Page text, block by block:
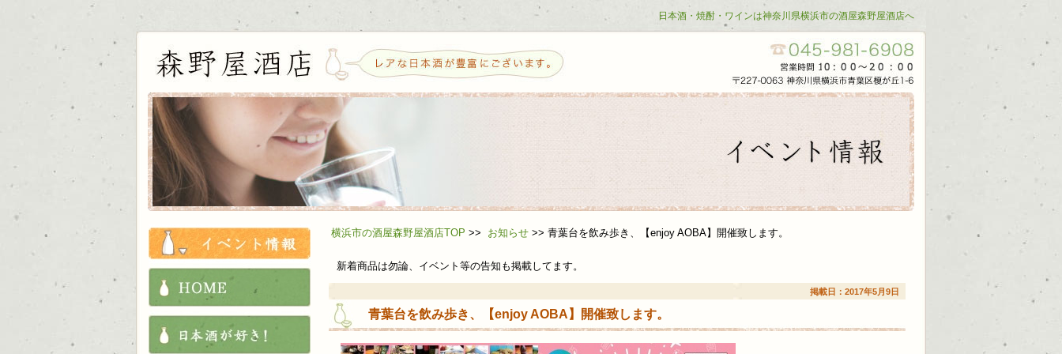
日本酒・焼酎・ワインは神奈川県横浜市の酒屋森野屋酒店へ
お知らせ
HOME
これから日本酒を好きになる方へ
横浜市の酒屋森野屋酒店TOP >> お知らせ >> 青葉台を飲み歩き、【enjoy AOBA】開催致します。
新着商品は勿論、イベント等の告知も掲載してます。
掲載日：2017年5月9日
青葉台を飲み歩き、【enjoy AOBA】開催致します。